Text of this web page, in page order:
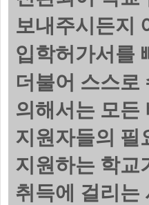
보내주시든지
입학허가서를
더불어 스스로
의해서는 모든
지원자들의 필
지원하는 학교
취득에 걸리는